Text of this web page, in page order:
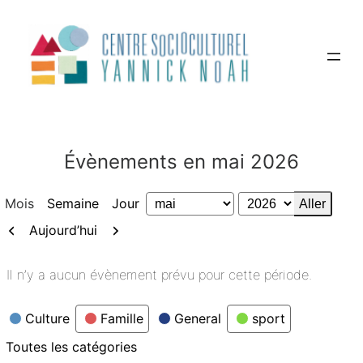
contenu
Évènements en mai 2026
Mois Semaine Jour
Mois
Année
Précédent
Aujourd’hui Suivant
Il n’y a aucun évènement prévu pour cette période.
Catégories
Culture Famille General
sport
Toutes les catégories